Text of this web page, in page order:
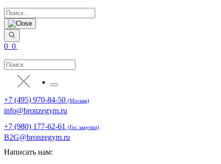
0 0
+7 (495) 970-84-50 (Москва)
info@bronzegym.ru
+7 (980) 177-62-61 (Гос закупки)
B2G@bronzegym.ru
Написать нам: